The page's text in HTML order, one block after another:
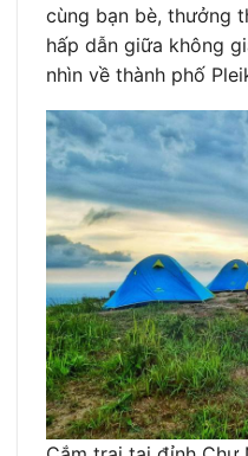
cùng bạn bè, thưởng
hấp dẫn giữa không
nhìn về thành phố